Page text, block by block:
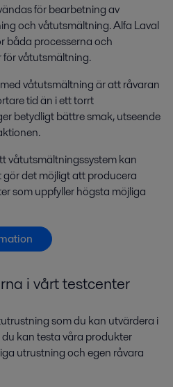
för bearbetning av
och våtutsmältning. Alfa Laval
båda processerna och
våtutsmältning.
våtutsmältning är att råvaran
tid än i ett torrt
betydligt bättre smak, utseende
våtutsmältningssystem kan
gör det möjligt att producera
som uppfyller högsta möjliga
i vårt testcenter
som du kan utvärdera i
kan testa våra produkter
utrustning och egen råvara